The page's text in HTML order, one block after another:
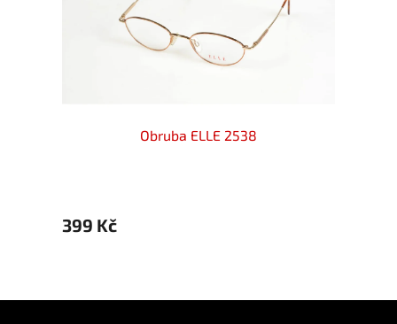
Obruba ELLE 2538
399 Kč